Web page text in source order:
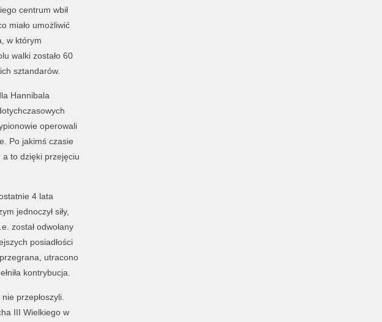
centrum wbił
miało umożliwić
w którym
walki zostało 60
sztandarów.
Hannibala
operowali
Po jakimś czasie
a to dzięki przejęciu
4 lata
jednoczył siły,
został odwołany
posiadłości
utracono
kontrybucja.
przepłoszyli.
III Wielkiego w